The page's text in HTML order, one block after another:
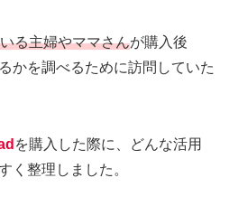
る主婦やママさんが購入後
かを調べるために訪問していた
を購入した際に、どんな活用
く整理しました。